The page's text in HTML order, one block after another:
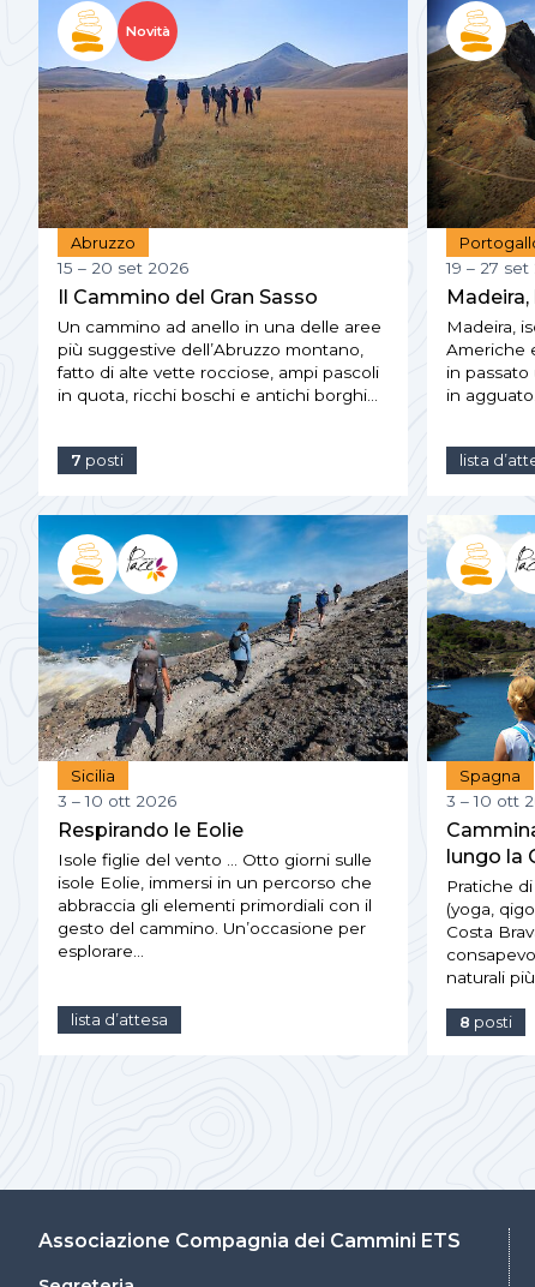
Novità
Abruzzo
15 – 20 set 2026
Il Cammino del Gran Sasso
Un cammino ad anello in una delle aree
più suggestive dell’Abruzzo montano,
fatto di alte vette rocciose, ampi pascoli
in quota, ricchi boschi e antichi borghi…
7 posti
19 – 27
Madeira,
Madeira,
Americhe
in
in agguato.
lista
Sicilia
3 – 10 ott 2026
Respirando le Eolie
Isole figlie del vento … Otto giorni sulle
isole Eolie, immersi in un percorso che
abbraccia gli elementi primordiali con il
gesto del cammino. Un’occasione per
esplorare…
lista d’attesa
Spagna
3 – 10 ott
lungo la
Pratiche
(yoga,
Costa
naturali
8 posti
Associazione Compagnia dei Cammini ETS